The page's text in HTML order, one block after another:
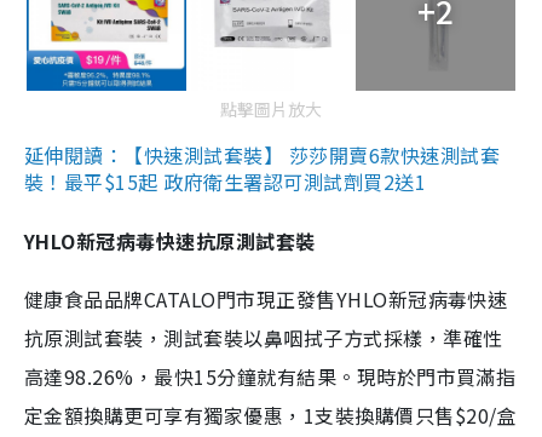
+2
點擊圖片放大
延伸閱讀：【快速測試套裝】 莎莎開賣6款快速測試套
裝！最平$15起 政府衛生署認可測試劑買2送1
YHLO新冠病毒快速抗原測試套裝
健康食品品牌CATALO門市現正發售YHLO新冠病毒快速
抗原測試套裝，測試套裝以鼻咽拭子方式採樣，準確性
高達98.26%，最快15分鐘就有結果。現時於門市買滿指
定金額換購更可享有獨家優惠，1支裝換購價只售$20/盒